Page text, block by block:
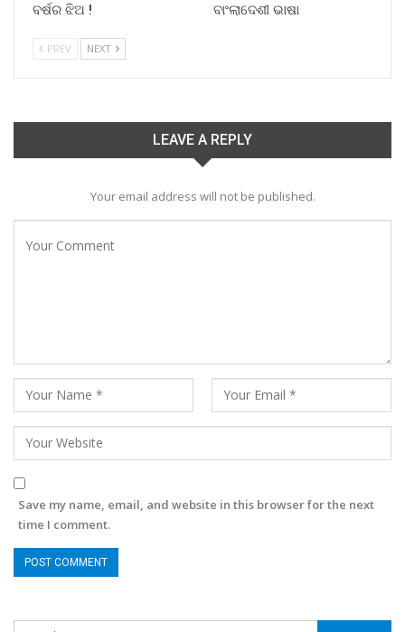
ବର୍ଷର ଝିଅ !
ବାଂଲାଦେଶୀ ଭାଷା
PREV NEXT
LEAVE A REPLY
Your email address will not be published.
Save my name, email, and website in this browser for the next
time I comment.